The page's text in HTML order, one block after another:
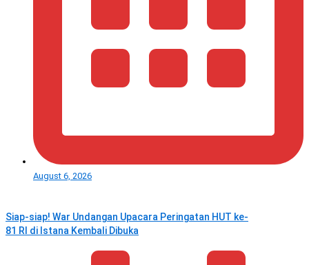
August 6, 2026
Siap-siap! War Undangan Upacara Peringatan HUT ke-
81 RI di Istana Kembali Dibuka